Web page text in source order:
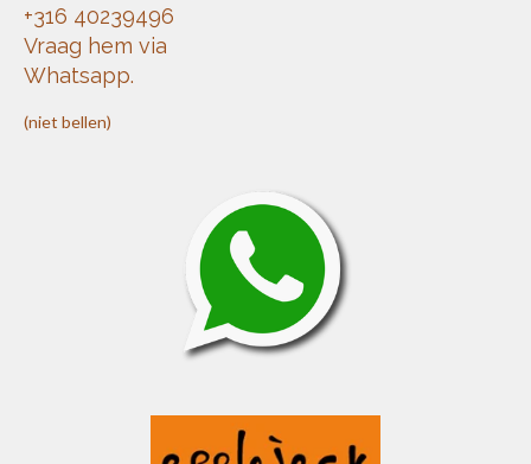
+316 40239496
Vraag hem via
Whatsapp.
(niet bellen)